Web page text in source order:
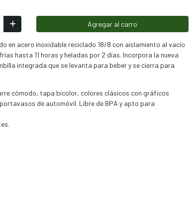
Agregar al carro
en acero inoxidable reciclado 18/8 con aislamiento al vacío
hasta 11 horas y heladas por 2 días. Incorpora la nueva
integrada que se levanta para beber y se cierra para
cómodo, tapa bicolor, colores clásicos con gráficos
de automóvil. Libre de BPA y apto para